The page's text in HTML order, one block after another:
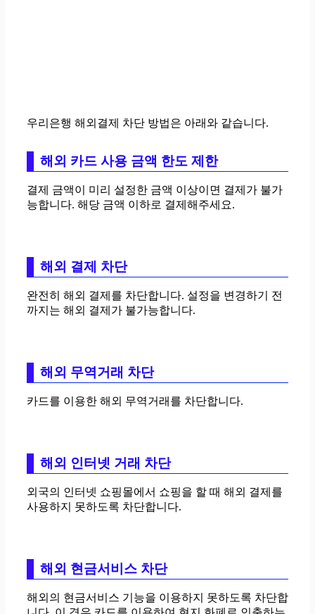
우리은행 해외결제 차단 방법은 아래와 같습니다.
해외 카드 사용 금액 한도 제한
결제 금액이 미리 설정한 금액 이상이면 결제가 불가
능합니다. 해당 금액 이하로 결제해주세요.
해외 결제 차단
완전히 해외 결제를 차단합니다. 설정을 변경하기 전
까지는 해외 결제가 불가능합니다.
해외 무역거래 차단
카드를 이용한 해외 무역거래를 차단합니다.
해외 인터넷 거래 차단
외국의 인터넷 쇼핑몰에서 쇼핑을 할 때 해외 결제를
사용하지 못하도록 차단합니다.
해외 현금서비스 차단
해외의 현금서비스 기능을 이용하지 못하도록 차단합